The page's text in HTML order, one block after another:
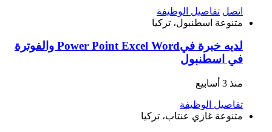
اتصل تفاصيل الوظيفة
متنوعة اسطنبول، تركيا
لديه خبرة فيPower Point Excel Word والفوترة
في اسطنبول
منذ 3 أسابيع
تفاصيل الوظيفة
متنوعة غازي عنتاب، تركيا